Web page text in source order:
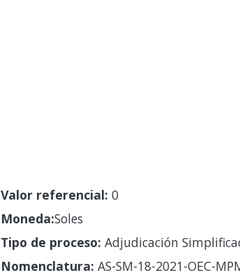
Valor referencial: 0
Moneda:Soles
Tipo de proceso: Adjudicación
Nomenclatura: AS-SM-18-2021-OEC-